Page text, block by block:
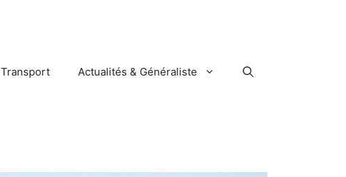
Transport Actualités & Généraliste